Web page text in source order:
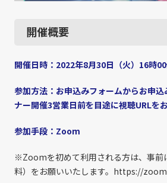
開催概要
開催日時：2022年8月30日（火）16時
参加方法：お申込みフォームからお申
ナー開催3営業日前を目途に視聴URLを
参加手段：Zoom
※Zoomを初めて利用される方は、事前
料）をお願いいたします。 https://